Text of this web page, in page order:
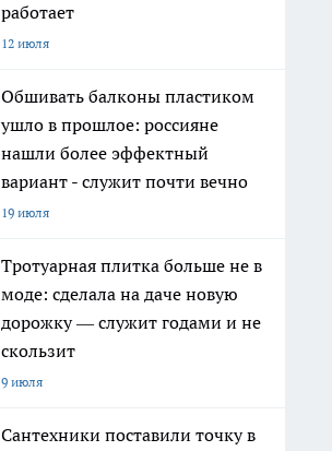
работает
12 июля
Обшивать балконы пластиком
ушло в прошлое: россияне
нашли более эффектный
вариант - служит почти вечно
19 июля
Тротуарная плитка больше не в
моде: сделала на даче новую
дорожку — служит годами и не
скользит
9 июля
Сантехники поставили точку в